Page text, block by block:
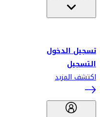
تسجيل الدخول
التسجيل
اكتشف المزيد